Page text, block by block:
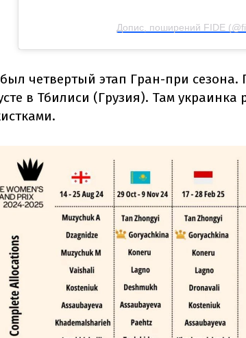
Допис, поширений FIDE
четвертый этап Гран-при
в Тбилиси (Грузия). Там украинка